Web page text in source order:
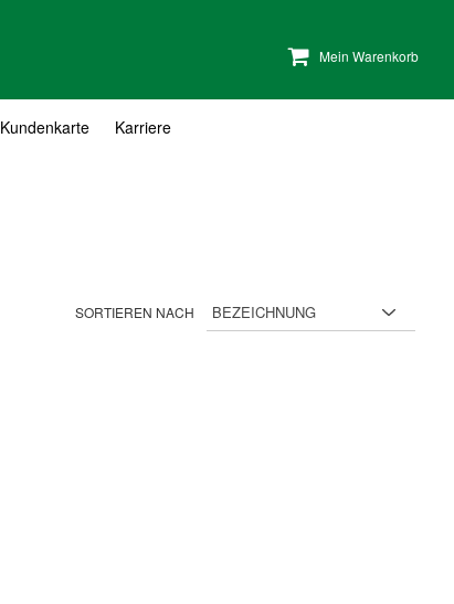
Mein Warenkorb
Kundenkarte Karriere
SORTIEREN NACH